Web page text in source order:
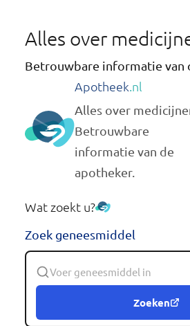
Alles over
Betrouwbare informatie van
Apotheek.nl
Alles over
Betrouwbare
informatie van de
apotheker.
Wat zoekt u?
Zoek geneesmiddel
Zoeken